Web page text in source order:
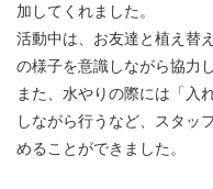
加してくれました。
活動中は、お友達と植え替
の様子を意識しながら協力
また、水やりの際には「入
しながら行うなど、スタッ
めることができました。